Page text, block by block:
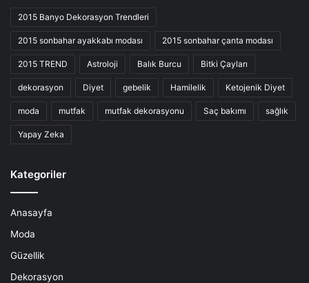
2015 Banyo Dekorasyon Trendleri
2015 sonbahar ayakkabı modası 2015 sonbahar çanta modası
2015 TREND Astroloji Balık Burcu Bitki Çayları
dekorasyon Diyet gebelik Hamilelik Ketojenik Diyet
moda mutfak mutfak dekorasyonu Saç bakımı sağlık
Yapay Zeka
Kategoriler
Anasayfa
Moda
Güzellik
Dekorasyon